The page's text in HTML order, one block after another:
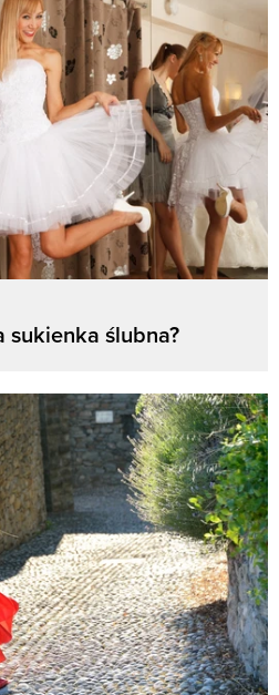
sukienka ślubna?